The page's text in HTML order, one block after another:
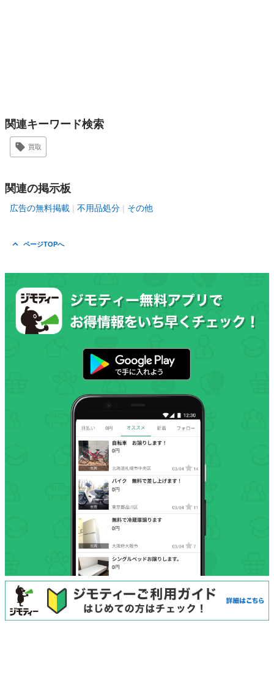
関連キーワード検索
買取
関連の掲示板
広告の無料掲載 不用品処分 その他
ページTOPへ